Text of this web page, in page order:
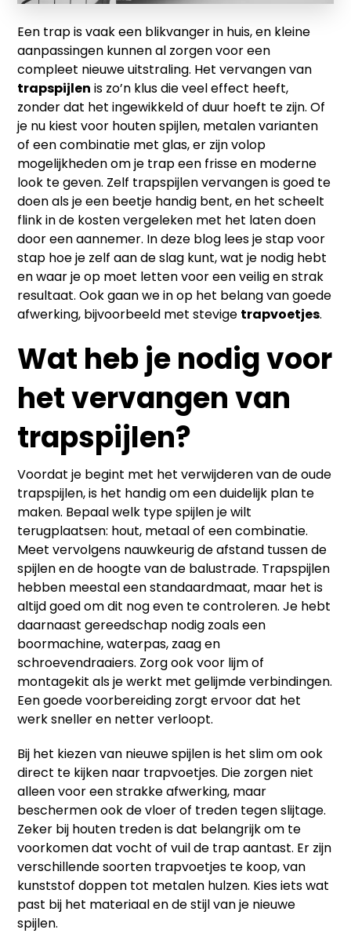
Een trap is vaak een blikvanger in huis, en kleine
aanpassingen kunnen al zorgen voor een
compleet nieuwe uitstraling. Het vervangen van
trapspijlen is zo’n klus die veel effect heeft,
zonder dat het ingewikkeld of duur hoeft te zijn. Of
je nu kiest voor houten spijlen, metalen varianten
of een combinatie met glas, er zijn volop
mogelijkheden om je trap een frisse en moderne
look te geven. Zelf trapspijlen vervangen is goed te
doen als je een beetje handig bent, en het scheelt
flink in de kosten vergeleken met het laten doen
door een aannemer. In deze blog lees je stap voor
stap hoe je zelf aan de slag kunt, wat je nodig hebt
en waar je op moet letten voor een veilig en strak
resultaat. Ook gaan we in op het belang van goede
afwerking, bijvoorbeeld met stevige trapvoetjes.
Wat heb je nodig voor
het vervangen van
trapspijlen?
Voordat je begint met het verwijderen van de oude
trapspijlen, is het handig om een duidelijk plan te
maken. Bepaal welk type spijlen je wilt
terugplaatsen: hout, metaal of een combinatie.
Meet vervolgens nauwkeurig de afstand tussen de
spijlen en de hoogte van de balustrade. Trapspijlen
hebben meestal een standaardmaat, maar het is
altijd goed om dit nog even te controleren. Je hebt
daarnaast gereedschap nodig zoals een
boormachine, waterpas, zaag en
schroevendraaiers. Zorg ook voor lijm of
montagekit als je werkt met gelijmde verbindingen.
Een goede voorbereiding zorgt ervoor dat het
werk sneller en netter verloopt.
Bij het kiezen van nieuwe spijlen is het slim om ook
direct te kijken naar trapvoetjes. Die zorgen niet
alleen voor een strakke afwerking, maar
beschermen ook de vloer of treden tegen slijtage.
Zeker bij houten treden is dat belangrijk om te
voorkomen dat vocht of vuil de trap aantast. Er zijn
verschillende soorten trapvoetjes te koop, van
kunststof doppen tot metalen hulzen. Kies iets wat
past bij het materiaal en de stijl van je nieuwe
spijlen.